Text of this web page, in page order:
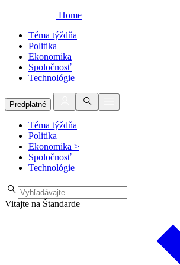
Home
Téma týždňa
Politika
Ekonomika
Spoločnosť
Technológie
Predplatné
Téma týždňa
Politika
Ekonomika >
Spoločnosť
Technológie
Vitajte na Štandarde